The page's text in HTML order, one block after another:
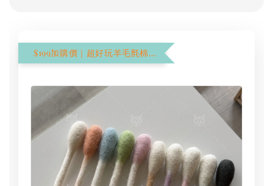
$199加購價｜超好玩羊毛氈棉花棒